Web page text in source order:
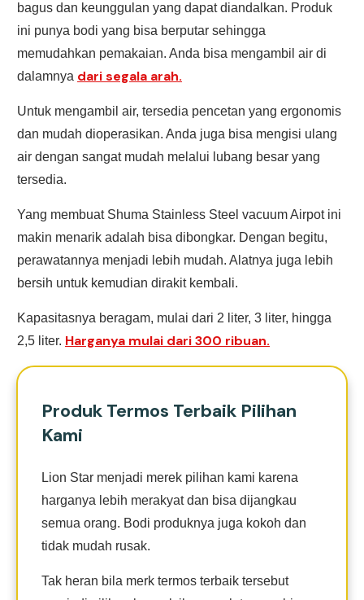
bagus dan keunggulan yang dapat diandalkan. Produk
ini punya bodi yang bisa berputar sehingga
memudahkan pemakaian. Anda bisa mengambil air di
dalamnya dari segala arah.
Untuk mengambil air, tersedia pencetan yang ergonomis
dan mudah dioperasikan. Anda juga bisa mengisi ulang
air dengan sangat mudah melalui lubang besar yang
tersedia.
Yang membuat Shuma Stainless Steel vacuum Airpot ini
makin menarik adalah bisa dibongkar. Dengan begitu,
perawatannya menjadi lebih mudah. Alatnya juga lebih
bersih untuk kemudian dirakit kembali.
Kapasitasnya beragam, mulai dari 2 liter, 3 liter, hingga
2,5 liter. Harganya mulai dari 300 ribuan.
Produk Termos Terbaik Pilihan
Kami
Lion Star menjadi merek pilihan kami karena
harganya lebih merakyat dan bisa dijangkau
semua orang. Bodi produknya juga kokoh dan
tidak mudah rusak.
Tak heran bila merk termos terbaik tersebut